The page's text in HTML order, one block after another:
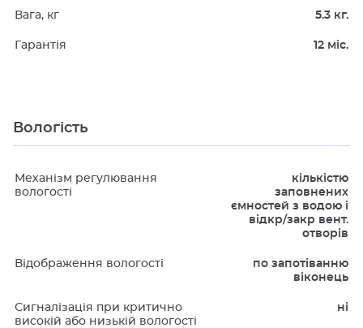
Вага, кг 5.3 кг.
Гарантія 12 міс.
Вологість
Механізм регулювання
вологості
кількістю
заповнених
ємностей з водою і
відкр/закр вент.
отворів
Відображення вологості
по запотіванню
віконець
Сигналізація при критично
високій або низькій вологості
ні